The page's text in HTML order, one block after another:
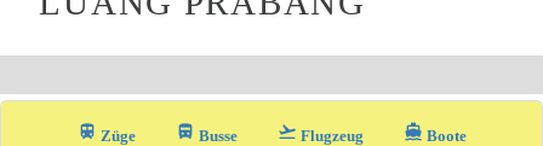
train Züge directions_bus_filled Busse flight_takeoff Flugzeug directions_boat Boote